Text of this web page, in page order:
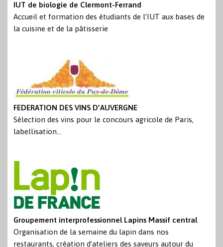
IUT de biologie de Clermont-Ferrand
Accueil et formation des étudiants de l’IUT aux bases de
la cuisine et de la pâtisserie
FEDERATION DES VINS D’AUVERGNE
Sélection des vins pour le concours agricole de Paris,
labellisation…
Groupement interprofessionnel Lapins Massif central
Organisation de la semaine du lapin dans nos
restaurants, création d’ateliers des saveurs autour du